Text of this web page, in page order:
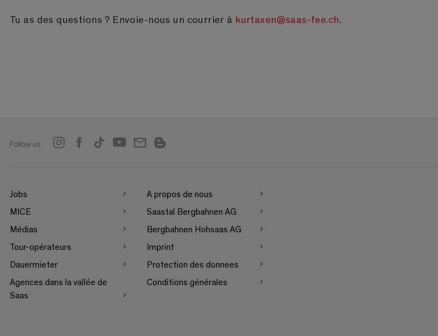
Tu as des questions ? Envoie-nous un courrier à kurtaxen@saas-fee.ch.
Follow us
Jobs
MICE
Médias
Tour-opérateurs
Dauermieter
Agences dans la vallée de
Saas
A propos de nous
Saastal Bergbahnen AG
Bergbahnen Hohsaas AG
Imprint
Protection des donnees
Conditions générales